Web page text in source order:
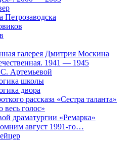
Петрозаводска
галерея Дмитрия Москина
1941 — 1945
Артемьевой
школы
двора
рассказа «Сестра таланта»
весь голос»
драматургии «Ремарка»
август 1991-го…